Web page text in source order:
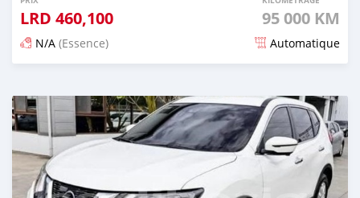
LRD 460,100 95 000 KM
N/A (Essence) Automatique